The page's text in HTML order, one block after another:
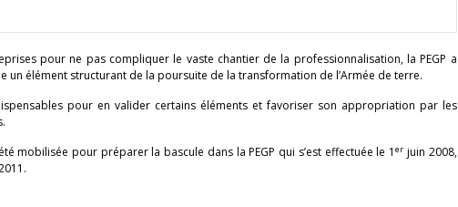
pour ne pas compliquer le vaste chantier de la professionnalisation, la PEGP a
un élément structurant de la poursuite de la transformation de l’Armée de terre.
pour en valider certains éléments et favoriser son appropriation par les
mobilisée pour préparer la bascule dans la PEGP qui s’est effectuée le 1er juin 2008,